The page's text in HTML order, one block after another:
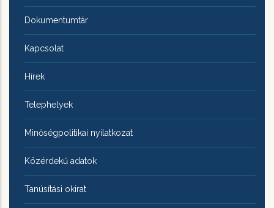
Dokumentumtár
Kapcsolat
Hírek
Telephelyek
Minőségpolitikai nyilatkozat
Közérdekű adatok
Tanúsítási okirat